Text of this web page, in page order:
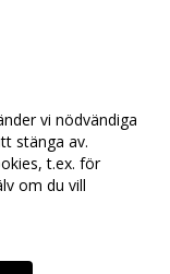
vi nödvändiga
stänga av.
t.ex. för
om du vill